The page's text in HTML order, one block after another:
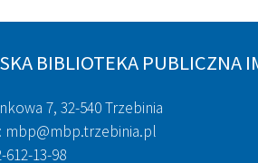
BIBLIOTEKA PUBLICZNA
7, 32-540 Trzebinia
mbp@mbp.trzebinia.pl
13-98